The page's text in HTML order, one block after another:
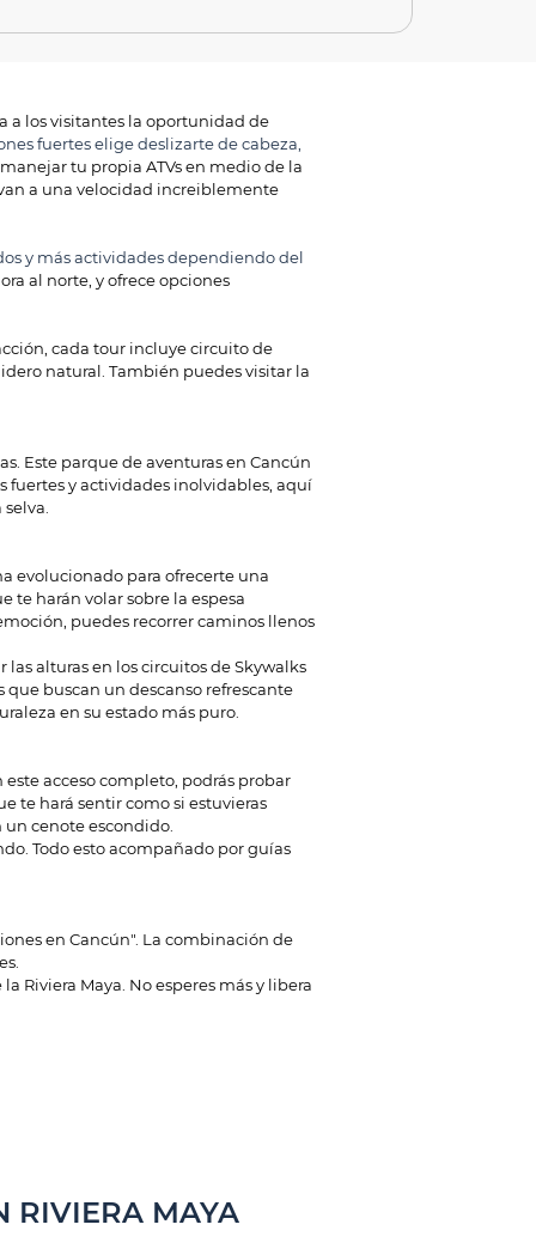
a los visitantes la oportunidad de
fuertes elige deslizarte de cabeza,
tu propia ATVs en medio de la
a una velocidad increiblemente
y más actividades dependiendo del
al norte, y ofrece opciones
cada tour incluye circuito de
natural. También puedes visitar la
Este parque de aventuras en Cancún
fuertes y actividades inolvidables, aquí
evolucionado para ofrecerte una
te harán volar sobre la espesa
puedes recorrer caminos llenos
alturas en los circuitos de Skywalks
buscan un descanso refrescante
en su estado más puro.
acceso completo, podrás probar
te hará sentir como si estuvieras
un cenote escondido.
Todo esto acompañado por guías
en Cancún". La combinación de
Riviera Maya. No esperes más y libera
RIVIERA MAYA